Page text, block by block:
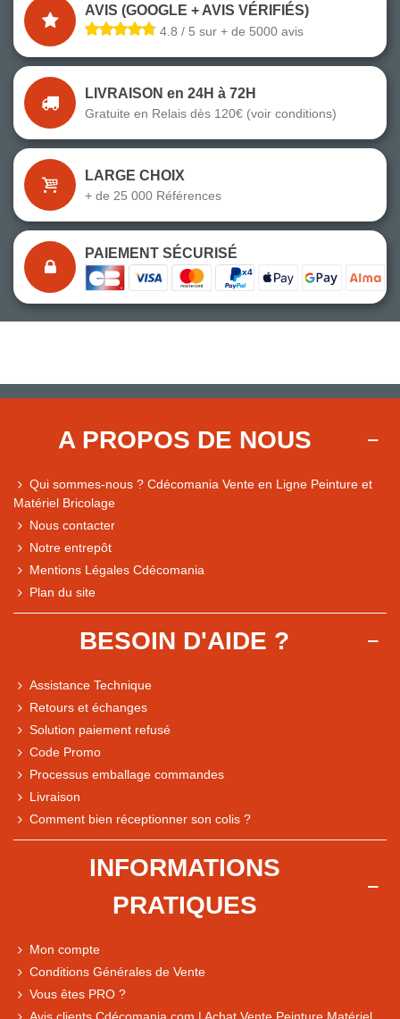
Comparaison des performances du magasin
Express, Chez vous, Point relais, Retrait magasin
AVIS (GOOGLE + AVIS VÉRIFIÉS)
4.8 / 5 sur + de 5000 avis
LIVRAISON en 24H à 72H
Gratuite en Relais dès 120€ (voir conditions)
LARGE CHOIX
+ de 25 000 Références
PAIEMENT SÉCURISÉ
A PROPOS DE NOUS
Qui sommes-nous ? Cdécomania Vente en Ligne Peinture et
Matériel Bricolage
Nous contacter
Notre entrepôt
Mentions Légales Cdécomania
Plan du site
BESOIN D'AIDE ?
Assistance Technique
Retours et échanges
Solution paiement refusé
Code Promo
Processus emballage commandes
Livraison
Comment bien réceptionner son colis ?
INFORMATIONS
PRATIQUES
Mon compte
Conditions Générales de Vente
Vous êtes PRO ?